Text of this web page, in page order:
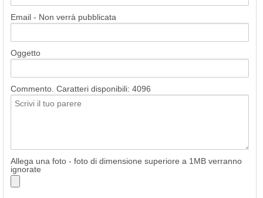
Email - Non verrà pubblicata
Oggetto
Commento. Caratteri disponibili: 4096
Allega una foto - foto di dimensione superiore a 1MB verranno
ignorate